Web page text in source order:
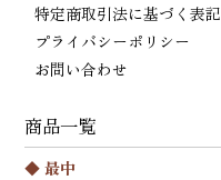
特定商取引法に基づく表記
プライバシーポリシー
お問い合わせ
商品一覧
◆最中